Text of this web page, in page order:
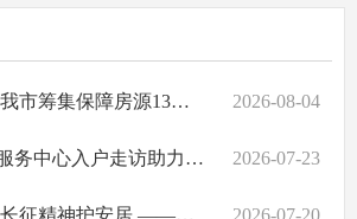
2026-08-04
安居保障再提速 我市筹集保障房源13万余套
2026-07-23
常德市住房保障服务中心入户走访助力乡村振兴
2026-07-20
光影铸魂守初心 长征精神护安居 ——常德市住房保障服务中心开展红色观影主题党日活动